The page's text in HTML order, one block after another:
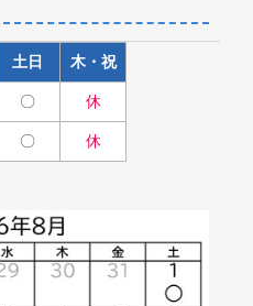
土日 木・祝
〇 休
〇 休